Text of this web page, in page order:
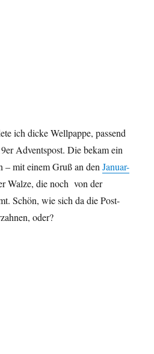
ich dicke Wellpappe, passend
Adventspost. Die bekam ein
– mit einem Gruß an denJanuar-
Walze, die noch von der
Schön, wie sich da die Post-
oder?